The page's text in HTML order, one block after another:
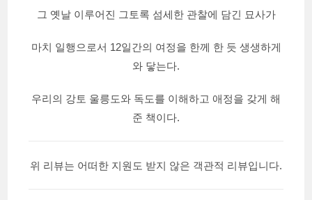
그 옛날 이루어진 그토록 섬세한 관찰에 담긴 묘사가
마치 일행으로서 12일간의 여정을 한께 한 듯 생생하게
와 닿는다.
우리의 강토 울릉도와 독도를 이해하고 애정을 갖게 해
준 책이다.
위 리뷰는 어떠한 지원도 받지 않은 객관적 리뷰입니다.